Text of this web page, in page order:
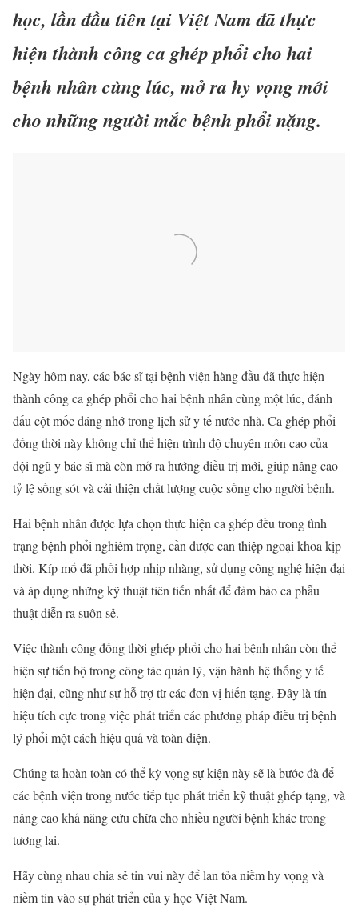
học, lần đầu tiên tại Việt Nam đã thực
hiện thành công ca ghép phổi cho hai
bệnh nhân cùng lúc, mở ra hy vọng mới
cho những người mắc bệnh phổi nặng.
Ngày hôm nay, các bác sĩ tại bệnh viện hàng đầu đã thực hiện
thành công ca ghép phổi cho hai bệnh nhân cùng một lúc, đánh
dấu cột mốc đáng nhớ trong lịch sử y tế nước nhà. Ca ghép phổi
đồng thời này không chỉ thể hiện trình độ chuyên môn cao của
đội ngũ y bác sĩ mà còn mở ra hướng điều trị mới, giúp nâng cao
tỷ lệ sống sót và cải thiện chất lượng cuộc sống cho người bệnh.
Hai bệnh nhân được lựa chọn thực hiện ca ghép đều trong tình
trạng bệnh phổi nghiêm trọng, cần được can thiệp ngoại khoa kịp
thời. Kíp mổ đã phối hợp nhịp nhàng, sử dụng công nghệ hiện đại
và áp dụng những kỹ thuật tiên tiến nhất để đảm bảo ca phẫu
thuật diễn ra suôn sẻ.
Việc thành công đồng thời ghép phổi cho hai bệnh nhân còn thể
hiện sự tiến bộ trong công tác quản lý, vận hành hệ thống y tế
hiện đại, cũng như sự hỗ trợ từ các đơn vị hiến tạng. Đây là tín
hiệu tích cực trong việc phát triển các phương pháp điều trị bệnh
lý phổi một cách hiệu quả và toàn diện.
Chúng ta hoàn toàn có thể kỳ vọng sự kiện này sẽ là bước đà để
các bệnh viện trong nước tiếp tục phát triển kỹ thuật ghép tạng, và
nâng cao khả năng cứu chữa cho nhiều người bệnh khác trong
tương lai.
Hãy cùng nhau chia sẻ tin vui này để lan tỏa niềm hy vọng và
niềm tin vào sự phát triển của y học Việt Nam.